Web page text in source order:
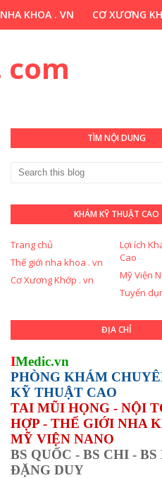
KHOA . VN CƠ XƯƠNG
com
TÌM NỘI DUNG
KHÁM KỸ THUẬT CAO
Trang chủ
Lợi ích
Cao
Thế giới nha khoa . vn
Mỹ Viện
Cơ Xương Khớp . vn
Tuyển
ĐỊA CHỈ
IMedic.vn
PHÒNG KHÁM
KỸ THUẬT CAO
TAI MŨI HỌNG - NỘI
HỢP - THẾ GIỚI NHA
MỸ VIỆN NANO
BS QUỐC - BS CHI -
ĐẶNG DUY